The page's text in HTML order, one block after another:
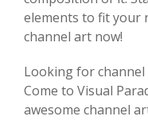
elements to fit your
channel art now!
Looking for
Come to Visual
awesome channel